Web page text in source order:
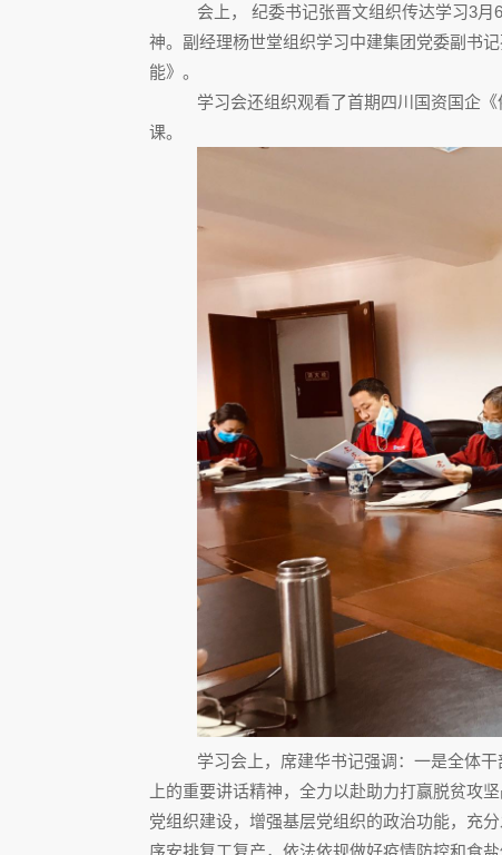
会上， 纪委书记张晋文组织传达学习3月6
神。 副经理杨世堂组织学习中建集团党委副书
能》。
学习会还组织观看了首期四川国资国企
课。
学习会上，席建华书记强调：一是全体
上的重要讲话精神，全力以赴助力打赢脱贫攻
党组织建设，增强基层党组织的政治功能，充
序安排复工复产，依法依规做好疫情防控和食盐